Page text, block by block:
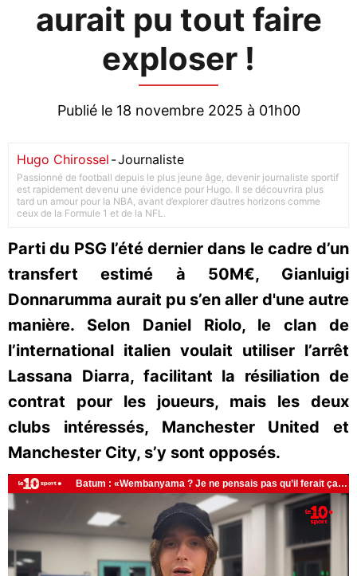
aurait pu tout faire
exploser !
Publié le 18 novembre 2025 à 01h00
Hugo Chirossel -Journaliste
Passionné de football depuis le plus jeune âge, devenir journaliste sportif
est rapidement devenu une évidence pour Hugo. Il se découvrira plus
tard un amour pour la NBA, avant d’explorer d’autres horizons comme
ceux de la Formule 1 et de la NFL.
Parti du PSG l’été dernier dans le cadre d’un
transfert estimé à 50M€, Gianluigi
Donnarumma aurait pu s’en aller d'une autre
manière. Selon Daniel Riolo, le clan de
l’international italien voulait utiliser l’arrêt
Lassana Diarra, facilitant la résiliation de
contrat pour les joueurs, mais les deux
clubs intéressés, Manchester United et
Manchester City, s’y sont opposés.